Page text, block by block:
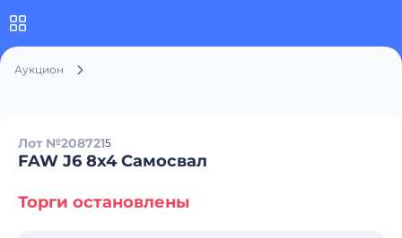
Аукцион
Лот №2087215
FAW J6 8x4 Самосвал
Торги остановлены